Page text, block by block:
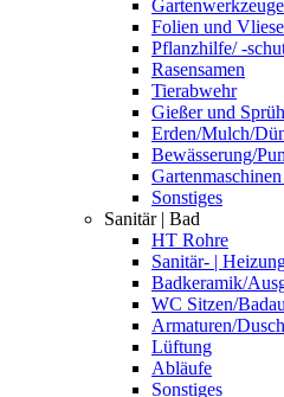
Gartenwerkzeuge
Folien und Vliese
Pflanzhilfe/ -
Rasensamen
Tierabwehr
Gießer und
Erden/Mulch/
Bewässerung/
Sonstiges
Sanitär | Bad
HT Rohre
Sanitär- |
Badkeramik/
WC Sitzen/
Armaturen/
Lüftung
Abläufe
Sonstiges